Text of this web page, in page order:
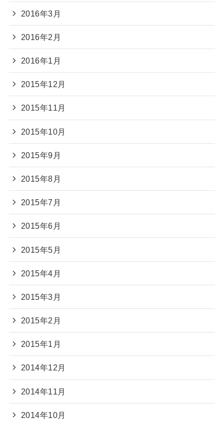
2016年3月
2016年2月
2016年1月
2015年12月
2015年11月
2015年10月
2015年9月
2015年8月
2015年7月
2015年6月
2015年5月
2015年4月
2015年3月
2015年2月
2015年1月
2014年12月
2014年11月
2014年10月